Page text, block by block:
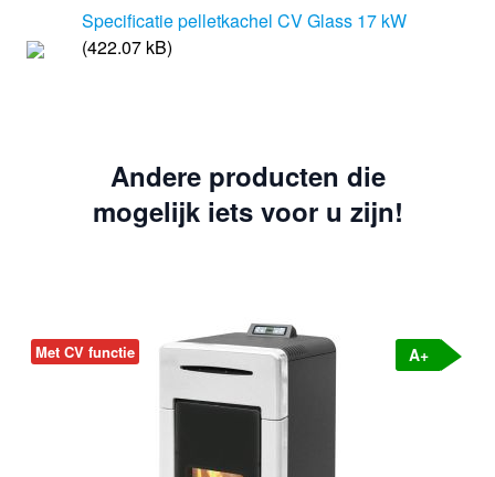
Specificatie pelletkachel CV Glass 17 kW
(422.07 kB)
Andere producten die
mogelijk iets voor u zijn!
Met CV functie A+